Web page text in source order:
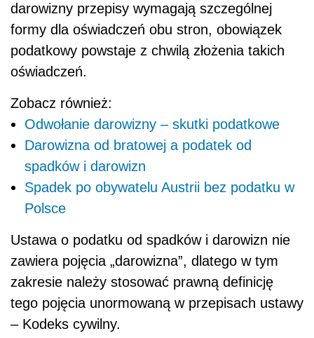
darowizny przepisy wymagają szczególnej
formy dla oświadczeń obu stron, obowiązek
podatkowy powstaje z chwilą złożenia takich
oświadczeń.
Zobacz również:
Odwołanie darowizny – skutki podatkowe
Darowizna od bratowej a podatek od
spadków i darowizn
Spadek po obywatelu Austrii bez podatku w
Polsce
Ustawa o podatku od spadków i darowizn nie
zawiera pojęcia „darowizna”, dlatego w tym
zakresie należy stosować prawną definicję
tego pojęcia unormowaną w przepisach ustawy
– Kodeks cywilny.